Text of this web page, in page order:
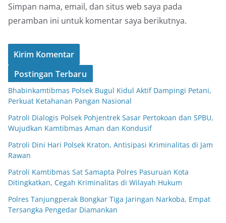
Simpan nama, email, dan situs web saya pada
peramban ini untuk komentar saya berikutnya.
Postingan Terbaru
Bhabinkamtibmas Polsek Bugul Kidul Aktif Dampingi Petani,
Perkuat Ketahanan Pangan Nasional
Patroli Dialogis Polsek Pohjentrek Sasar Pertokoan dan SPBU,
Wujudkan Kamtibmas Aman dan Kondusif
Patroli Dini Hari Polsek Kraton, Antisipasi Kriminalitas di Jam
Rawan
Patroli Kamtibmas Sat Samapta Polres Pasuruan Kota
Ditingkatkan, Cegah Kriminalitas di Wilayah Hukum
Polres Tanjungperak Bongkar Tiga Jaringan Narkoba, Empat
Tersangka Pengedar Diamankan